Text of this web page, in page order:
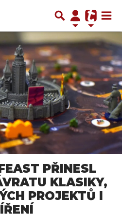
PŘINESL
KLASIKY,
PROJEKTŮ I